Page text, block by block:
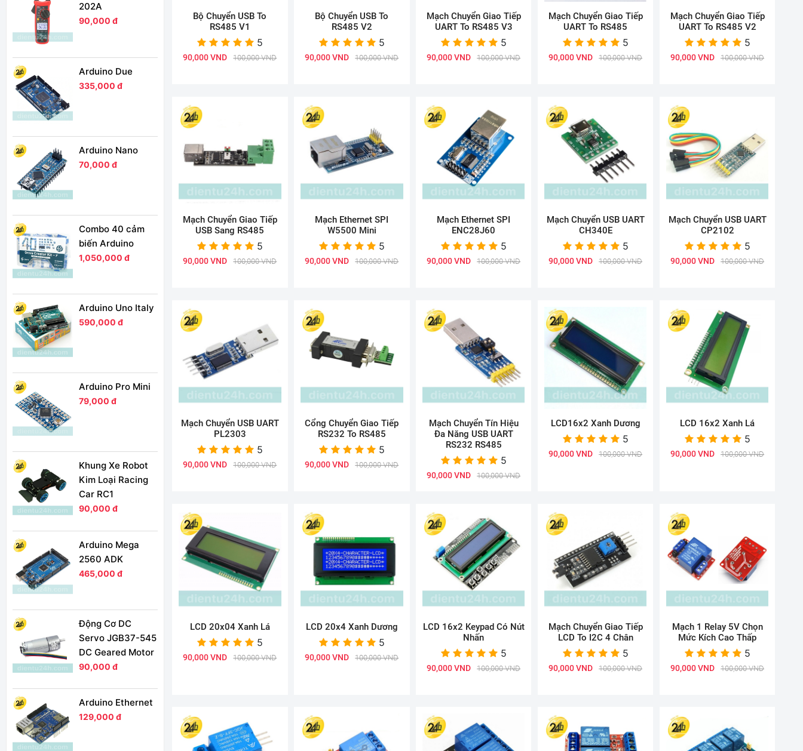
Bộ Chuyển USB To
RS485 V1
5
90,000 VND 100,000 VND
Bộ Chuyển USB To
RS485 V2
5
90,000 VND 100,000 VND
Mạch Chuyển Giao Tiếp
UART To RS485 V3
5
90,000 VND 100,000 VND
Mạch Chuyển Giao Tiếp
UART To RS485
5
90,000 VND 100,000 VND
Mạch Chuyển Giao Tiếp
UART To RS485 V2
5
90,000 VND 100,000 VND
Mạch Chuyển Giao Tiếp
USB Sang RS485
5
90,000 VND 100,000 VND
Mạch Ethernet SPI
W5500 Mini
5
90,000 VND 100,000 VND
Mạch Ethernet SPI
ENC28J60
5
90,000 VND 100,000 VND
Mạch Chuyển USB UART
CH340E
5
90,000 VND 100,000 VND
Mạch Chuyển USB UART
CP2102
5
90,000 VND 100,000 VND
Mạch Chuyển USB UART
PL2303
5
90,000 VND 100,000 VND
Cổng Chuyển Giao Tiếp
RS232 To RS485
5
90,000 VND 100,000 VND
Mạch Chuyển Tín Hiệu
Đa Năng USB UART
RS232 RS485
5
90,000 VND 100,000 VND
LCD16x2 Xanh Dương
5
90,000 VND 100,000 VND
LCD 16x2 Xanh Lá
5
90,000 VND 100,000 VND
LCD 20x04 Xanh Lá
5
90,000 VND 100,000 VND
LCD 20x4 Xanh Dương
5
90,000 VND 100,000 VND
LCD 16x2 Keypad Có Nút
Nhấn
5
90,000 VND 100,000 VND
Mạch Chuyển Giao Tiếp
LCD To I2C 4 Chân
5
90,000 VND 100,000 VND
Mạch 1 Relay 5V Chọn
Mức Kích Cao Thấp
5
90,000 VND 100,000 VND
202A
90,000 đ
Arduino Due
335,000 đ
Arduino Nano
70,000 đ
Combo 40 cảm
biến Arduino
1,050,000 đ
Arduino Uno Italy
590,000 đ
Arduino Pro Mini
79,000 đ
Khung Xe Robot
Kim Loại Racing
Car RC1
90,000 đ
Arduino Mega
2560 ADK
465,000 đ
Động Cơ DC
Servo JGB37-545
DC Geared Motor
90,000 đ
Arduino Ethernet
129,000 đ